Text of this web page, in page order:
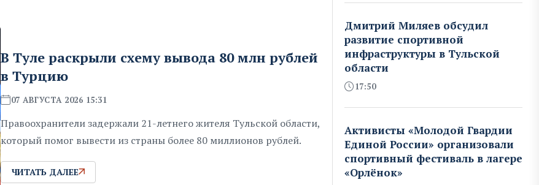
В Туле раскрыли схему вывода 80 млн рублей
в Турцию
07 АВГУСТА 2026 15:31
Правоохранители задержали 21-летнего жителя Тульской области,
который помог вывести из страны более 80 миллионов рублей.
ЧИТАТЬ ДАЛЕЕ
Дмитрий Миляев обсудил
развитие спортивной
инфраструктуры в Тульской
области
17:50
Активисты «Молодой Гвардии
Единой России» организовали
спортивный фестиваль в лагере
«Орлёнок»